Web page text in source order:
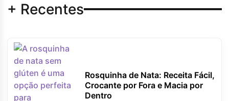
+ Recentes
Rosquinha de Nata: Receita Fácil,
Crocante por Fora e Macia por
Dentro